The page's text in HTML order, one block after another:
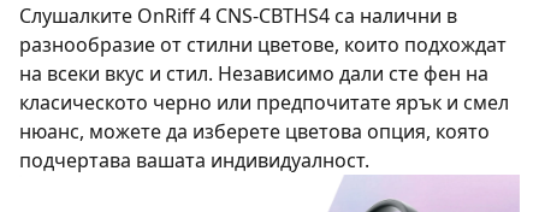
Слушалките OnRiff 4 CNS-CBTHS4 са налични в
разнообразие от стилни цветове, които подхождат
на всеки вкус и стил. Независимо дали сте фен на
класическото черно или предпочитате ярък и смел
нюанс, можете да изберете цветова опция, която
подчертава вашата индивидуалност.